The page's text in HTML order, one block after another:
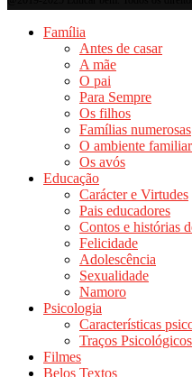
Família
Antes de casar
A mãe
O pai
Para Sempre
Os filhos
Famílias numerosas
O ambiente familiar
Os avós
Educação
Carácter e Virtudes
Pais educadores
Contos e histórias
Felicidade
Adolescência
Sexualidade
Namoro
Psicologia
Características
Traços
Filmes
Belos Textos